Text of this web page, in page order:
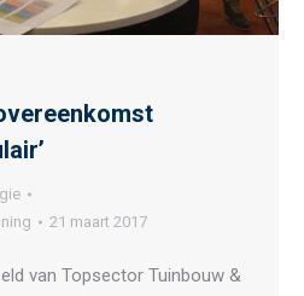
21 maart 2017
van Topsector Tuinbouw &